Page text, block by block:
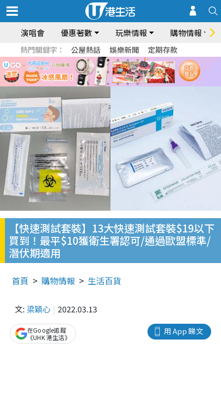
演唱會 優惠著數 玩樂情報 購物情報
熱門關鍵字： 公屋熱話 娛樂新聞 定期存款
【快速測試套裝】13大快速測試套裝$19以下
買到！最平$10獲衛生署認可/通過歐盟標準/
潛伏期適用
首頁 購物情報 生活百貨
文: 梁穎心 2022.03.13
用 App 睇文
在Google追蹤
《UHK 港生活》